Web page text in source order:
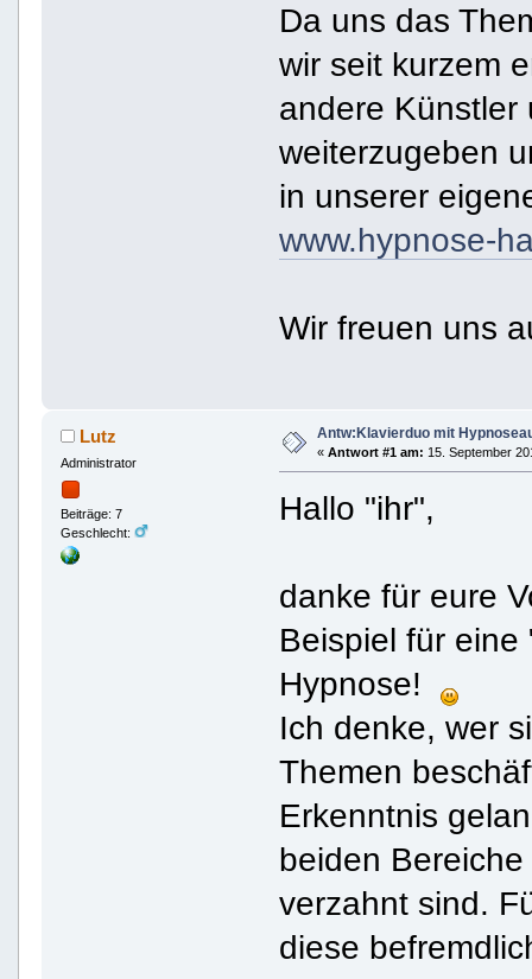
Da uns das
wir seit kurzem
andere Künstler
weiterzugeben
in unserer
www.hypnose-
Wir freuen uns
Lutz
Administrator
Beiträge: 7
Geschlecht:
Antw:Klavierduo mit
« Antwort #1 am: 15. September
Hallo "ihr",
danke für eure
Beispiel für
Hypnose!
Ich denke, wer
Themen
Erkenntnis
beiden
verzahnt sind.
diese